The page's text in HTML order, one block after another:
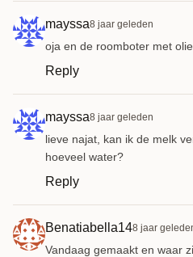
mayssa8 jaar geleden
oja en de roomboter met
Reply
mayssa8 jaar geleden
lieve najat, kan ik de melk
hoeveel water?
Reply
Benatiabella148 jaar
Vandaag gemaakt en waar